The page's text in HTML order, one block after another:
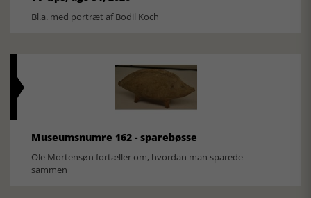
Bl.a. med portræt af Bodil Koch
Museumsnumre 162 - sparebøsse
Ole Mortensøn fortæller om, hvordan man sparede
sammen